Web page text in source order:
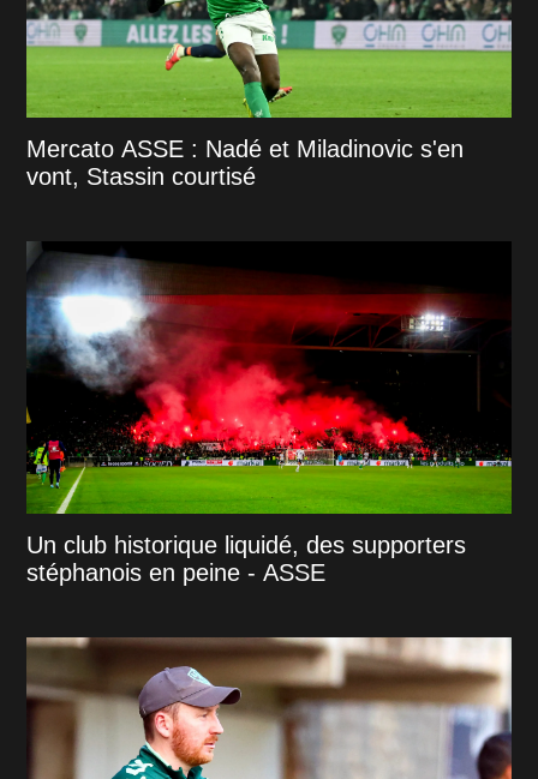
Mercato ASSE : Nadé et Miladinovic s'en
vont, Stassin courtisé
Un club historique liquidé, des supporters
stéphanois en peine - ASSE